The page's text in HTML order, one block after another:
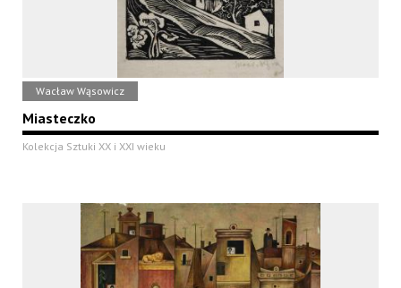
Wacław Wąsowicz
Miasteczko
Kolekcja Sztuki XX i XXI wieku